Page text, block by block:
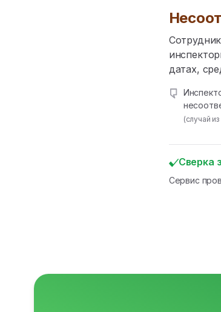
датах,
(случай
Сверка
Сервис